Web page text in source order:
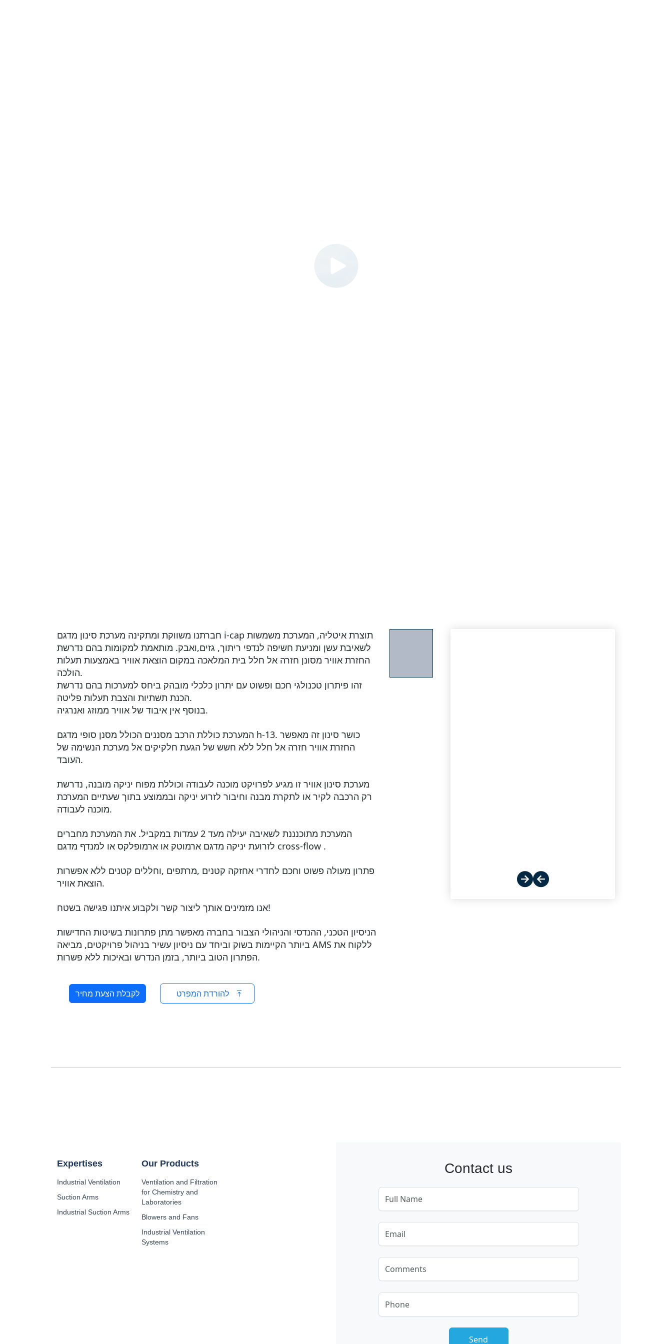
חברתנו משווקת ומתקינה מערכת סינון מדגם i-cap תוצרת איטליה, המערכת משמשות
לשאיבת עשן ומניעת חשיפה לנדפי ריתוך, גזים,ואבק. מותאמת למקומות בהם נדרשת
החזרת אוויר מסונן חזרה אל חלל בית המלאכה במקום הוצאת אוויר באמצעות תעלות
הולכה.
זהו פיתרון טכנולגי חכם ופשוט עם יתרון כלכלי מובהק ביחס למערכות בהם נדרשת
הכנת תשתיות והצבת תעלות פליטה.
בנוסף אין איבוד של אוויר ממוזג ואנרגיה.
המערכת כוללת הרכב מסננים הכולל מסנן סופי מדגם h-13. כושר סינון זה מאפשר
החזרת אוויר חזרה אל חלל ללא חשש של הגעת חלקיקים אל מערכת הנשימה של
העובד.
מערכת סינון אוויר זו מגיע לפרויקט מוכנה לעבודה וכוללת מפוח יניקה מובנה, נדרשת
רק הרכבה לקיר או לתקרת מבנה וחיבור לזרוע יניקה ובממוצע בתוך שעתיים המערכת
מוכנה לעבודה.
המערכת מתוכנננת לשאיבה יעילה מעד 2 עמדות במקביל. את המערכת מחברים
לזרועת יניקה מדגם ארמוטק או ארמופלקס או למנדף מדגם cross-flow .
פתרון מעולה פשוט וחכם לחדרי אחזקה קטנים ,מרתפים ,וחללים קטנים ללא אפשרות
הוצאת אוויר.
אנו מזמינים אותך ליצור קשר ולקבוע איתנו פגישה בשטח!
הניסיון הטכני, ההנדסי והניהולי הצבור בחברה מאפשר מתן פתרונות בשיטות החדישות
ביותר הקיימות בשוק וביחד עם ניסיון עשיר בניהול פרויקטים, מביאה AMS ללקוח את
הפתרון הטוב ביותר, בזמן הנדרש ובאיכות ללא פשרות.
לקבלת הצעת מחיר להורדת המפרט
Expertises
Industrial Ventilation
Suction Arms
Industrial Suction Arms
Our Products
Ventilation and Filtration
for Chemistry and
Laboratories
Blowers and Fans
Industrial Ventilation
Systems
Contact us